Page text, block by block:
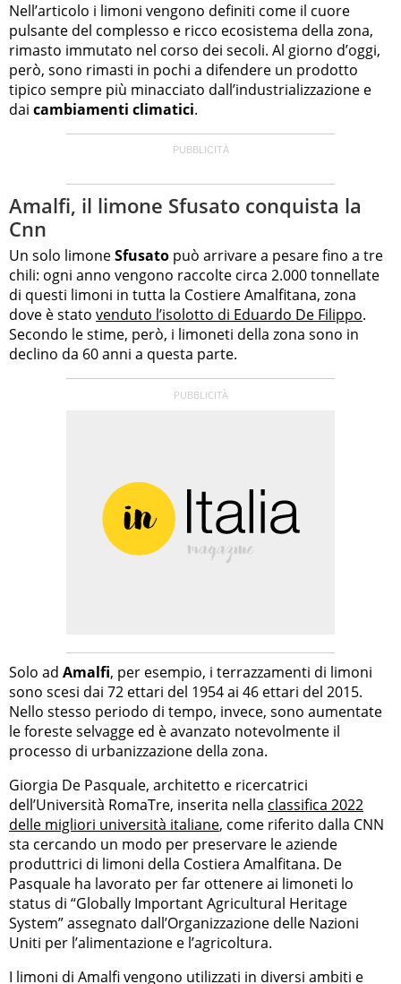
Nell’articolo i limoni vengono definiti come il cuore
pulsante del complesso e ricco ecosistema della zona,
rimasto immutato nel corso dei secoli. Al giorno d’oggi,
però, sono rimasti in pochi a difendere un prodotto
tipico sempre più minacciato dall’industrializzazione e
dai cambiamenti climatici.
Amalfi, il limone Sfusato conquista la
Cnn
Un solo limoneSfusato può arrivare a pesare fino a tre
chili: ogni anno vengono raccolte circa 2.000 tonnellate
di questi limoni in tutta la Costiere Amalfitana, zona
dove è stato venduto l’isolotto di Eduardo De Filippo.
Secondo le stime, però, i limoneti della zona sono in
declino da 60 anni a questa parte.
Solo ad Amalfi, per esempio, i terrazzamenti di limoni
sono scesi dai 72 ettari del 1954 ai 46 ettari del 2015.
Nello stesso periodo di tempo, invece, sono aumentate
le foreste selvagge ed è avanzato notevolmente il
processo di urbanizzazione della zona.
Giorgia De Pasquale, architetto e ricercatrici
dell’Università RomaTre, inserita nella classifica 2022
delle migliori università italiane, come riferito dalla CNN
sta cercando un modo per preservare le aziende
produttrici di limoni della Costiera Amalfitana. De
Pasquale ha lavorato per far ottenere ai limoneti lo
status di “Globally Important Agricultural Heritage
System” assegnato dall’Organizzazione delle Nazioni
Uniti per l’alimentazione e l’agricoltura.
I limoni di Amalfi vengono utilizzati in diversi ambiti e